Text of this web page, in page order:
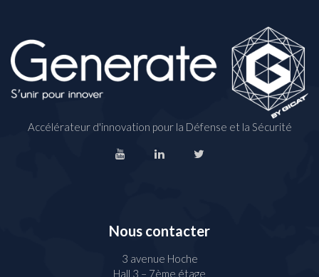
Accélérateur d'innovation pour la Défense et la Sécurité
Nous contacter
3 avenue Hoche
Hall 3 – 7ème étage